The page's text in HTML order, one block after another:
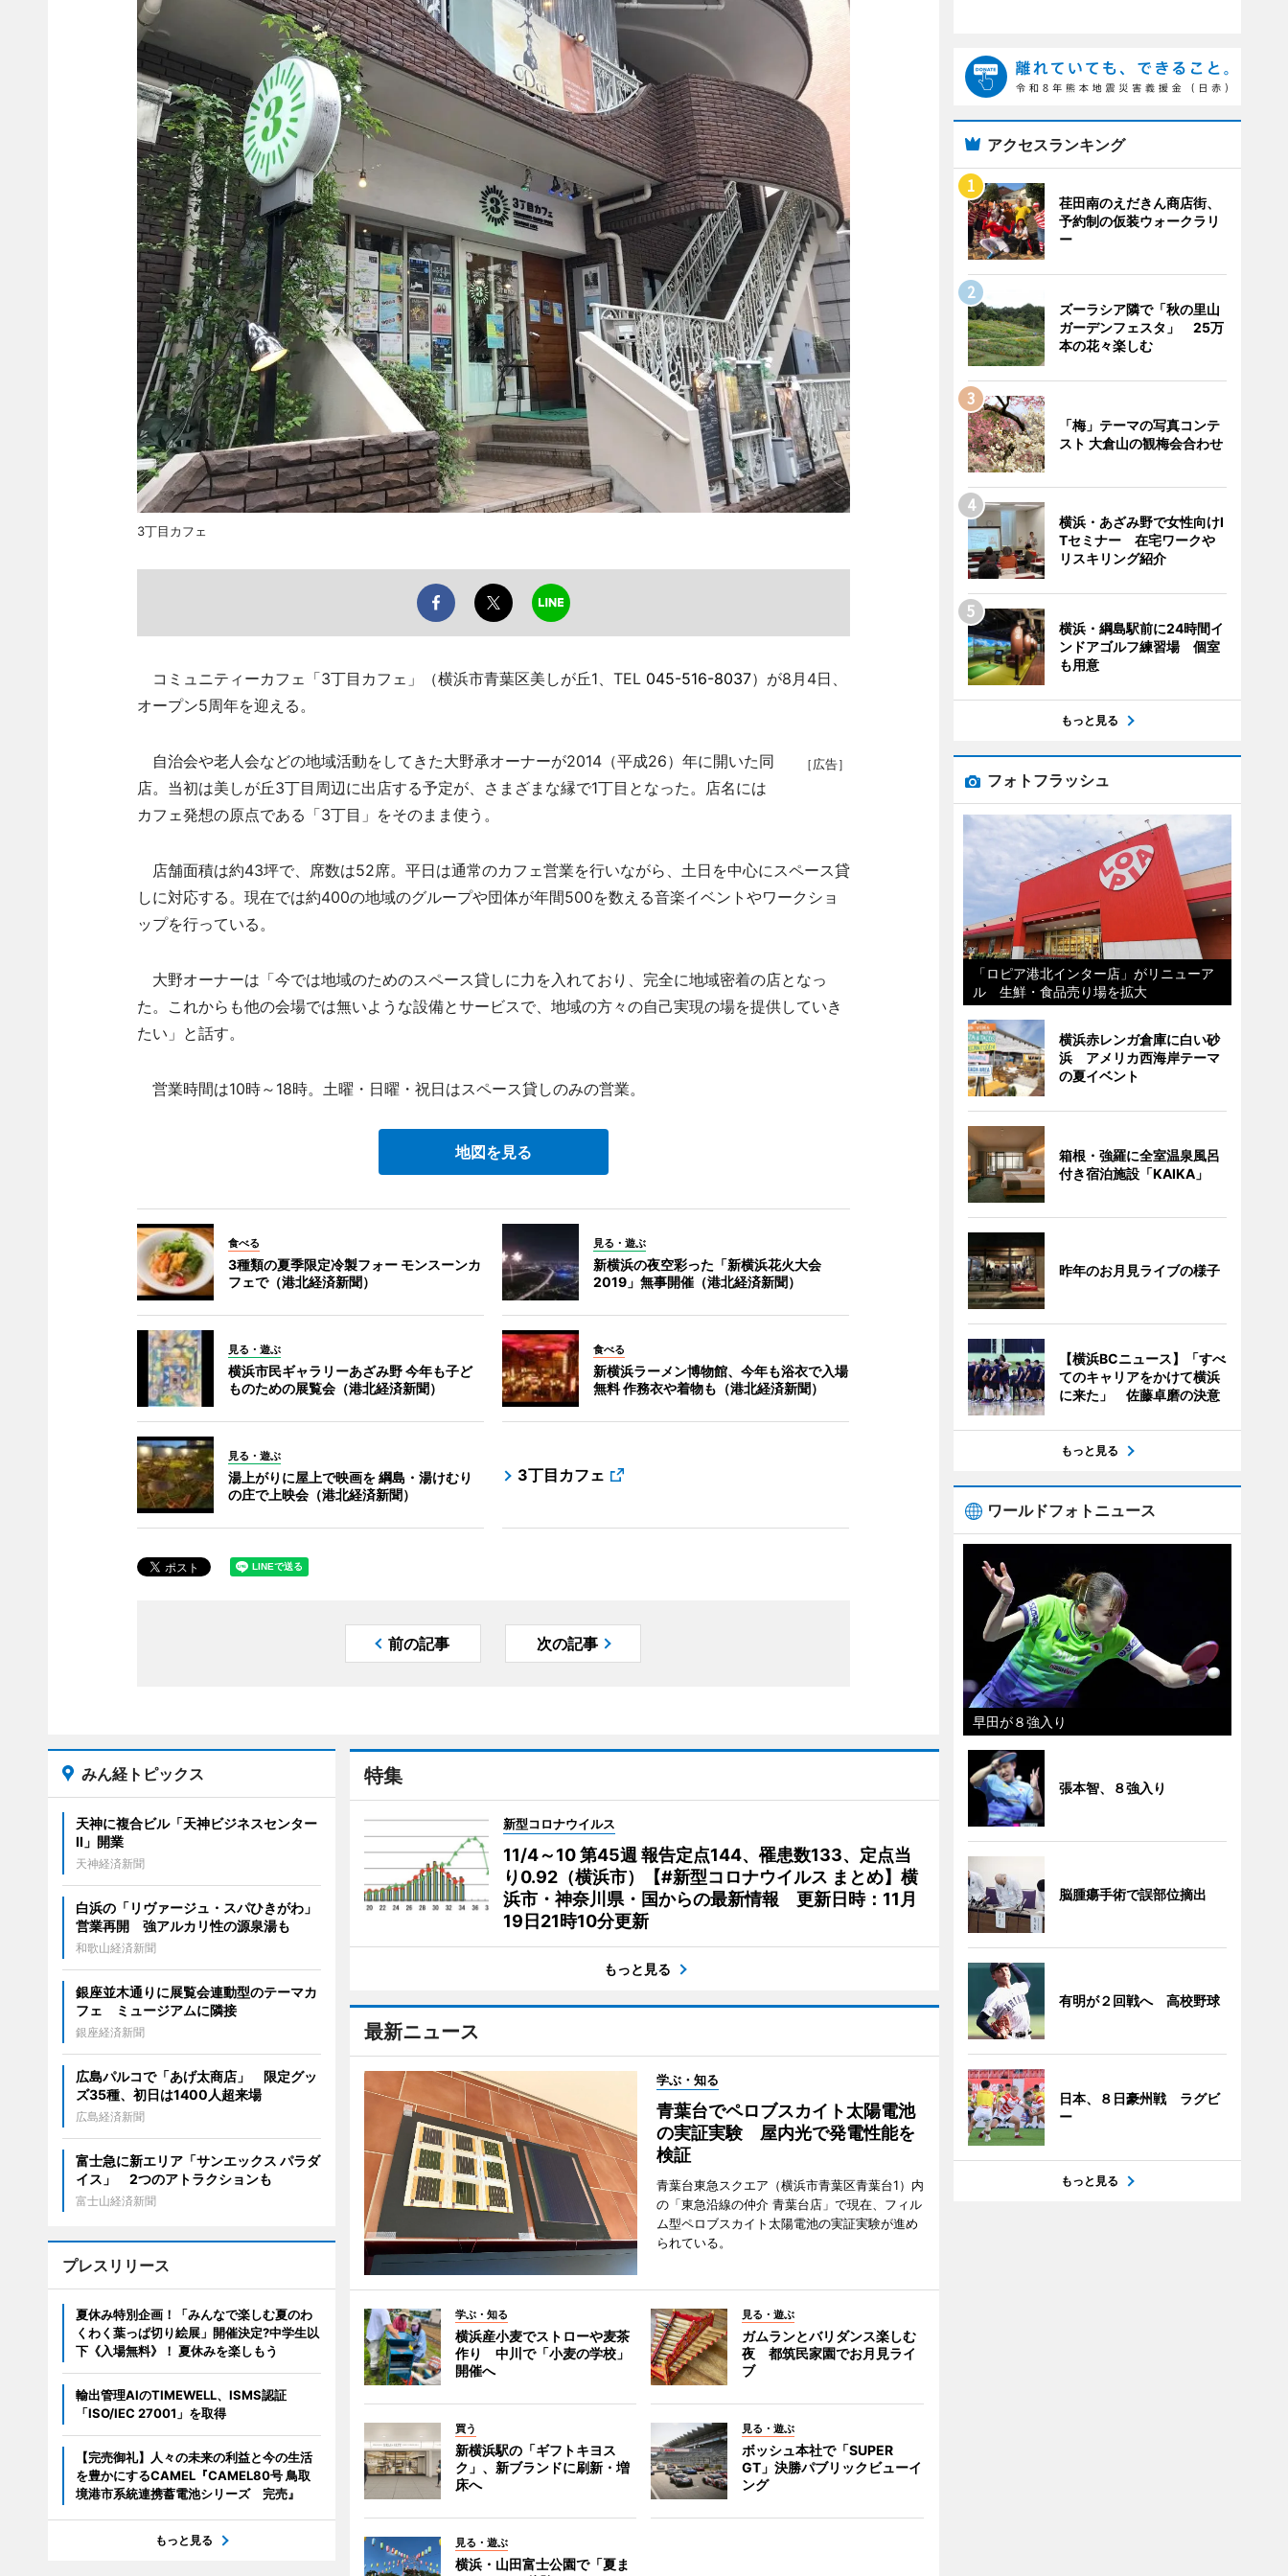
3丁目カフェ
コミュニティーカフェ「3丁目カフェ」（横浜市青葉区美しが丘1、TEL 045-516-8037）が8月4日、
オープン5周年を迎える。
［広告］
自治会や老人会などの地域活動をしてきた大野承オーナーが2014（平成26）年に開いた同
店。当初は美しが丘3丁目周辺に出店する予定が、さまざまな縁で1丁目となった。店名には
カフェ発想の原点である「3丁目」をそのまま使う。
店舗面積は約43坪で、席数は52席。平日は通常のカフェ営業を行いながら、土日を中心にスペース貸
しに対応する。現在では約400の地域のグループや団体が年間500を数える音楽イベントやワークショ
ップを行っている。
大野オーナーは「今では地域のためのスペース貸しに力を入れており、完全に地域密着の店となっ
た。これからも他の会場では無いような設備とサービスで、地域の方々の自己実現の場を提供していき
たい」と話す。
営業時間は10時～18時。土曜・日曜・祝日はスペース貸しのみの営業。
地図を見る
食べる
3種類の夏季限定冷製フォー モンスーンカ
フェで（港北経済新聞）
見る・遊ぶ
新横浜の夜空彩った「新横浜花火大会
2019」無事開催（港北経済新聞）
見る・遊ぶ
横浜市民ギャラリーあざみ野 今年も子ど
ものための展覧会（港北経済新聞）
食べる
新横浜ラーメン博物館、今年も浴衣で入場
無料 作務衣や着物も（港北経済新聞）
見る・遊ぶ
湯上がりに屋上で映画を 綱島・湯けむり
の庄で上映会（港北経済新聞）
3丁目カフェ
前の記事 次の記事
特集
新型コロナウイルス
11/4～10 第45週 報告定点144、罹患数133、定点当
り0.92（横浜市）【#新型コロナウイルス まとめ】横
浜市・神奈川県・国からの最新情報 更新日時：11月
19日21時10分更新
もっと見る
最新ニュース
学ぶ・知る
青葉台でペロブスカイト太陽電池
の実証実験 屋内光で発電性能を
検証
青葉台東急スクエア（横浜市青葉区青葉台1）内
の「東急沿線の仲介 青葉台店」で現在、フィル
ム型ペロブスカイト太陽電池の実証実験が進め
られている。
学ぶ・知る
横浜産小麦でストローや麦茶
作り 中川で「小麦の学校」
開催へ
見る・遊ぶ
ガムランとバリダンス楽しむ
夜 都筑民家園でお月見ライ
ブ
買う
新横浜駅の「ギフトキヨス
ク」、新ブランドに刷新・増
床へ
見る・遊ぶ
ボッシュ本社で「SUPER
GT」決勝パブリックビューイ
ング
見る・遊ぶ
横浜・山田富士公園で「夏ま
みん経トピックス
天神に複合ビル「天神ビジネスセンター
II」開業
天神経済新聞
白浜の「リヴァージュ・スパひきがわ」
営業再開 強アルカリ性の源泉湯も
和歌山経済新聞
銀座並木通りに展覧会連動型のテーマカ
フェ ミュージアムに隣接
銀座経済新聞
広島パルコで「あげ太商店」 限定グッ
ズ35種、初日は1400人超来場
広島経済新聞
富士急に新エリア「サンエックス パラダ
イス」 2つのアトラクションも
富士山経済新聞
プレスリリース
夏休み特別企画！「みんなで楽しむ夏のわ
くわく葉っぱ切り絵展」開催決定?中学生以
下《入場無料》！ 夏休みを楽しもう
輸出管理AIのTIMEWELL、ISMS認証
「ISO/IEC 27001」を取得
【完売御礼】人々の未来の利益と今の生活
を豊かにするCAMEL『CAMEL80号 鳥取
境港市系統連携蓄電池シリーズ 完売』
もっと見る
アクセスランキング
荏田南のえだきん商店街、
予約制の仮装ウォークラリ
ー
ズーラシア隣で「秋の里山
ガーデンフェスタ」 25万
本の花々楽しむ
「梅」テーマの写真コンテ
スト 大倉山の観梅会合わせ
横浜・あざみ野で女性向けI
Tセミナー 在宅ワークや
リスキリング紹介
横浜・綱島駅前に24時間イ
ンドアゴルフ練習場 個室
も用意
もっと見る
フォトフラッシュ
「ロピア港北インター店」がリニューア
ル 生鮮・食品売り場を拡大
横浜赤レンガ倉庫に白い砂
浜 アメリカ西海岸テーマ
の夏イベント
箱根・強羅に全室温泉風呂
付き宿泊施設「KAIKA」
昨年のお月見ライブの様子
【横浜BCニュース】「すべ
てのキャリアをかけて横浜
に来た」 佐藤卓磨の決意
もっと見る
ワールドフォトニュース
早田が８強入り
張本智、８強入り
脳腫瘍手術で誤部位摘出
有明が２回戦へ 高校野球
日本、８日豪州戦 ラグビ
ー
もっと見る